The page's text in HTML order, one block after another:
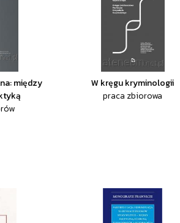
między
W kręgu kryminologii
praca zbiorowa